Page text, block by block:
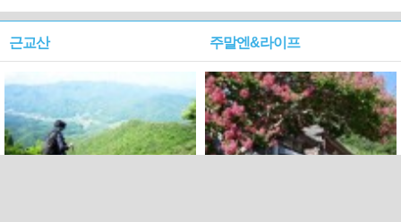
근교산 주말엔&라이프